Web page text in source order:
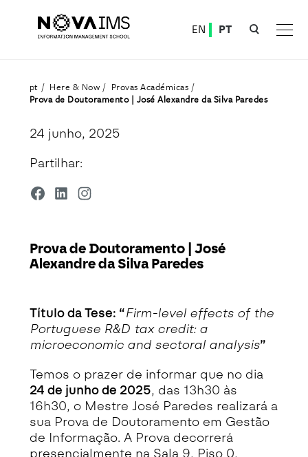
EN PT
pt Here & Now
Provas Académicas
Prova de Doutoramento | José Alexandre da Silva Paredes
24 junho, 2025
Partilhar:
Prova de Doutoramento | José
Alexandre da Silva Paredes
Título da Tese: “Firm-level effects of the
Portuguese R&D tax credit: a
microeconomic and sectoral analysis”
Temos o prazer de informar que no dia
24 de junho de 2025, das 13h30 às
16h30, o Mestre José Paredes realizará a
sua Prova de Doutoramento em Gestão
de Informação. A Prova decorrerá
presencialmente na Sala 9, Piso 0,